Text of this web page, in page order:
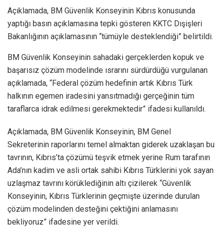
Açıklamada, BM Güvenlik Konseyinin Kıbrıs konusunda
yaptığı basın açıklamasına tepki gösteren KKTC Dışişleri
Bakanlığının açıklamasının “tümüyle desteklendiği” belirtildi.
BM Güvenlik Konseyinin sahadaki gerçeklerden kopuk ve
başarısız çözüm modelinde ısrarını sürdürdüğü vurgulanan
açıklamada, “Federal çözüm hedefinin artık Kıbrıs Türk
halkının egemen iradesini yansıtmadığı gerçeğinin tüm
taraflarca idrak edilmesi gerekmektedir” ifadesi kullanıldı.
Açıklamada, BM Güvenlik Konseyinin, BM Genel
Sekreterinin raporlarını temel almaktan giderek uzaklaşan bu
tavrının, Kıbrıs’ta çözümü teşvik etmek yerine Rum tarafının
Ada’nın kadim ve asli ortak sahibi Kıbrıs Türklerini yok sayan
uzlaşmaz tavrını körüklediğinin altı çizilerek “Güvenlik
Konseyinin, Kıbrıs Türklerinin geçmişte üzerinde durulan
çözüm modelinden desteğini çektiğini anlamasını
bekliyoruz” ifadesine yer verildi.